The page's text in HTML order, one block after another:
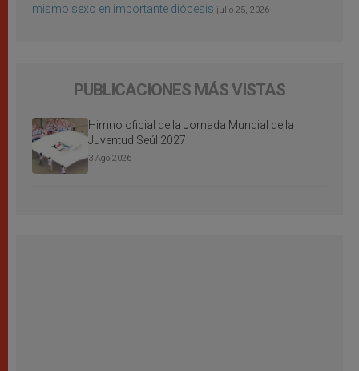
mismo sexo en importante diócesis julio 25, 2026
PUBLICACIONES MÁS VISTAS
Himno oficial de la Jornada Mundial de la
Juventud Seúl 2027
3 Ago 2026